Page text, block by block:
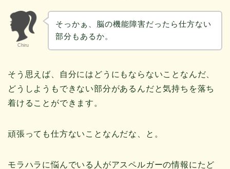
Chiru
そっかぁ、脳の機能障害だったら仕方ない
部分もあるか。
そう思えば、自分にはどうにもならないことなんだ、
どうしようもできない部分があるんだと気持ちを落ち
着けることができます。
頑張っても仕方ないことなんだな、と。
モラハラに悩んでいる人がアスペルガーの情報にたど